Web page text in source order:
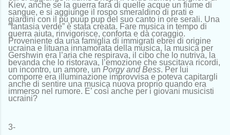
Kiev, anche se la guerra farà di quelle acque un fiume di
sangue, e si aggiunge il rospo smeraldino di prati e
giardini con il pu puup pup del suo canto in ore serali. Una
“fantasia verde” è stata creata. Fare musica in tempo di
guerra aiuta, rinvigorisce, conforta e dà coraggio.
Proveniente da una famiglia di immigrati ebrei di origine
ucraina e lituana innamorata della musica, la musica per
Gershwin era l’aria che respirava, il cibo che lo nutriva, la
bevanda che lo ristorava, l’emozione che suscitava ricordi,
un incontro, un amore, un Porgy and Bess. Per lui
comporre era illuminazione improvvisa e poteva capitargli
anche di sentire una musica nuova proprio quando era
immerso nel rumore. E’ così anche per i giovani musicisti
ucraini?
3-